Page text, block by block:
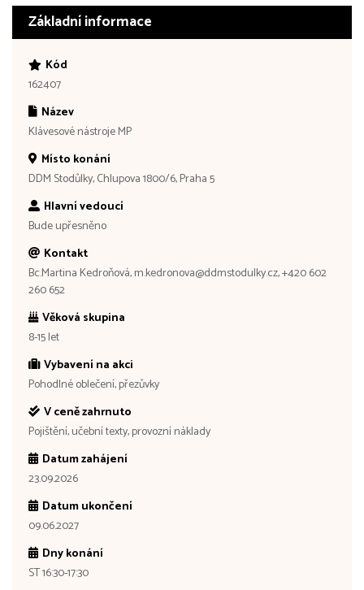
Základní informace
Kód
162407
Název
Klávesové nástroje MP
Místo konání
DDM Stodůlky, Chlupova 1800/6, Praha 5
Hlavní vedoucí
Bude upřesněno
Kontakt
Bc.Martina Kedroňová, m.kedronova@ddmstodulky.cz, +420 602
260 652
Věková skupina
8-15 let
Vybavení na akci
Pohodlné oblečení, přezůvky
V ceně zahrnuto
Pojištění, učební texty, provozní náklady
Datum zahájení
23.09.2026
Datum ukončení
09.06.2027
Dny konání
ST 16:30-17:30